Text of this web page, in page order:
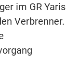
im GR Yaris
Verbrenner.